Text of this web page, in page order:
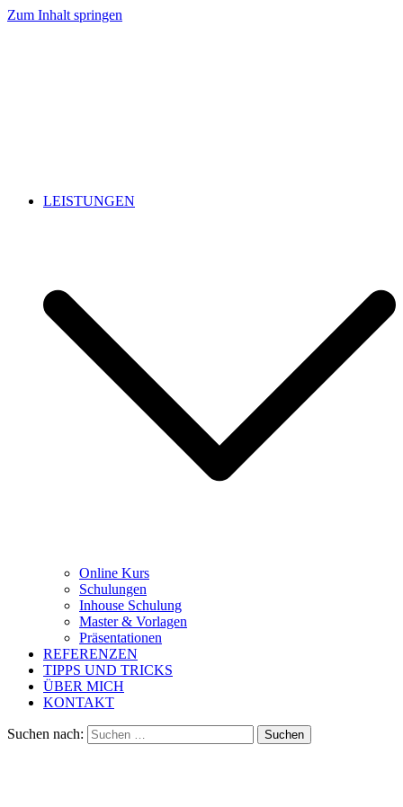
Zum Inhalt springen
LEISTUNGEN
Online Kurs
Schulungen
Inhouse Schulung
Master & Vorlagen
Präsentationen
REFERENZEN
TIPPS UND TRICKS
ÜBER MICH
KONTAKT
Suchen nach: